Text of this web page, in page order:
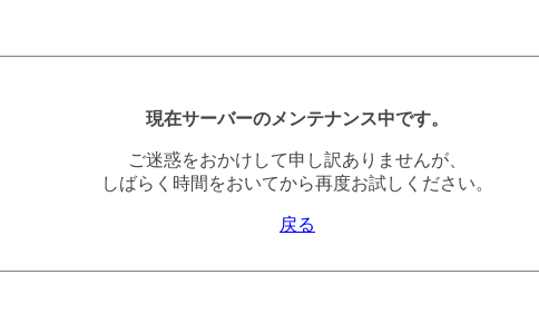
現在サーバーのメンテナンス中です。
ご迷惑をおかけして申し訳ありませんが、
しばらく時間をおいてから再度お試しください。
戻る